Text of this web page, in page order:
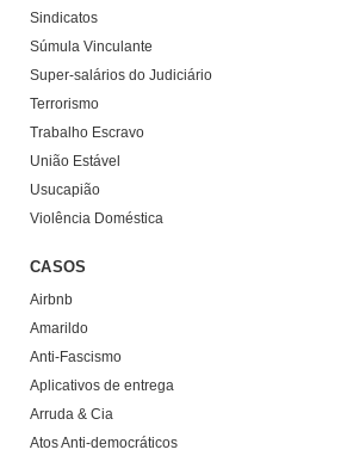
Sindicatos
Súmula Vinculante
Super-salários do Judiciário
Terrorismo
Trabalho Escravo
União Estável
Usucapião
Violência Doméstica
CASOS
Airbnb
Amarildo
Anti-Fascismo
Aplicativos de entrega
Arruda & Cia
Atos Anti-democráticos